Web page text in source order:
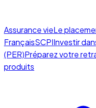
Assurance vieLe
FrançaisSCPIInvestir
(PER)Préparez votre
produits